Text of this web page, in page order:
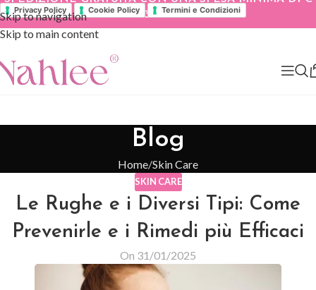
Privacy Policy Cookie Policy Termini e Condizioni
Skip to navigation
Skip to main content
Blog
Home Skin Care
SKIN CARE
Le Rughe e i Diversi Tipi: Come
Prevenirle e i Rimedi più Efficaci
On 31/01/2025
39.90